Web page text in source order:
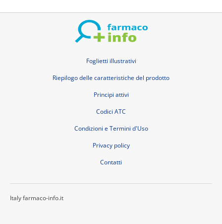
Foglietti illustrativi
Riepilogo delle caratteristiche del prodotto
Principi attivi
Codici ATC
Condizioni e Termini d'Uso
Privacy policy
Contatti
Italy farmaco-info.it